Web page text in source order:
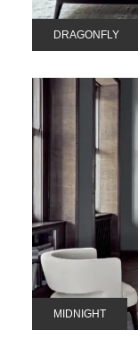
DRAGONFLY
MIDNIGHT